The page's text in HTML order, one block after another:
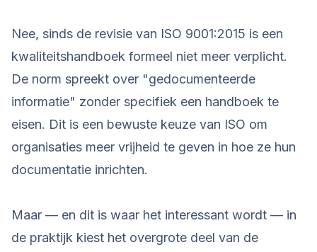
Nee, sinds de revisie van ISO 9001:2015 is een
kwaliteitshandboek formeel niet meer verplicht.
De norm spreekt over "gedocumenteerde
informatie" zonder specifiek een handboek te
eisen. Dit is een bewuste keuze van ISO om
organisaties meer vrijheid te geven in hoe ze hun
documentatie inrichten.
Maar — en dit is waar het interessant wordt — in
de praktijk kiest het overgrote deel van de